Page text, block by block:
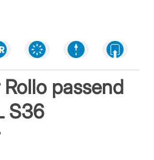
passend
S36